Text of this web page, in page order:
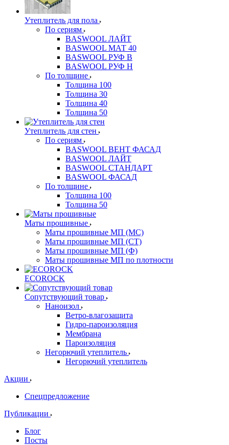
Утеплитель для пола
По сериям
BASWOOL ЛАЙТ
BASWOOL МАТ 40
BASWOOL РУФ В
BASWOOL РУФ Н
По толщине
Толщина 100
Толщина 30
Толщина 40
Толщина 50
Утеплитель для стен
По сериям
BASWOOL ВЕНТ ФАСАД
BASWOOL ЛАЙТ
BASWOOL СТАНДАРТ
BASWOOL ФАСАД
По толщине
Толщина 100
Толщина 50
Маты прошивные
Маты прошивные МП (МС)
Маты прошивные МП (СТ)
Маты прошивные МП (Ф)
Маты прошивные МП по плотности
ECOROCK
Сопутствующий товар
Наноизол
Ветро-влагозащита
Гидро-пароизоляция
Мембрана
Пароизоляция
Негорючий утеплитель
Негорючий утеплитель
Акции
Спецпредложение
Публикации
Блог
Посты